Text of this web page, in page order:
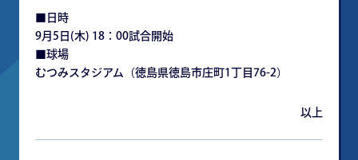
■日時
9月5日(木) 18：00試合開始
■球場
むつみスタジアム（徳島県徳島市庄町1丁目76-2）
以上